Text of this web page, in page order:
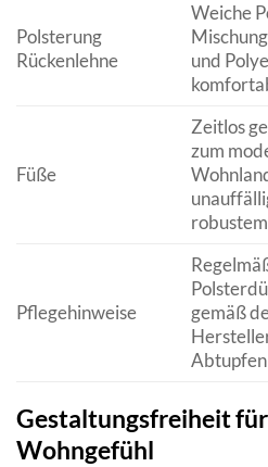
Polsterung
Rückenlehne
Weiche
und
Füße
Zeitlos
zum
Pflegehinweise
gemäß
Abtupfen
Gestaltungsfreiheit
Wohngefühl